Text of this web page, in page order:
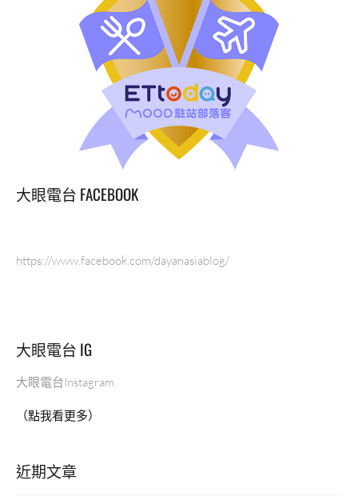
大眼電台 FACEBOOK
https://www.facebook.com/dayanasiablog/
大眼電台 IG
大眼電台Instagram
（點我看更多）
近期文章